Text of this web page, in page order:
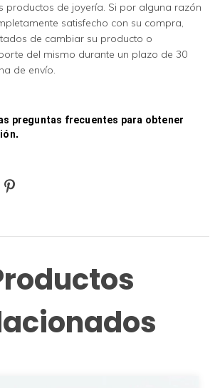
productos de joyería. Si por alguna razón
satisfecho con su compra,
de cambiar su producto o
del mismo durante un plazo de 30
de envío.
preguntas frecuentes para obtener
.